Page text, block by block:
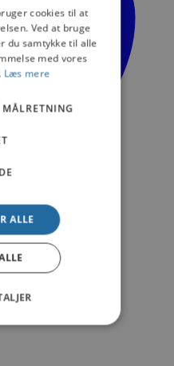
cookies til at
Ved at bruge
du samtykke til alle
med vores
Læs mere
MÅLRETNING
ALLE